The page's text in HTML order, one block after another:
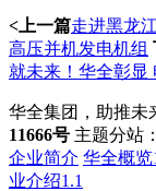
<上一篇走进黑龙
高压并机发电机组
就未来！华全彰显
华全集团，助推未
11666号 主题分站：
企业简介 华全概览
业介绍1.1